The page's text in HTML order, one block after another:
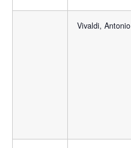
Vivaldi, Antonio